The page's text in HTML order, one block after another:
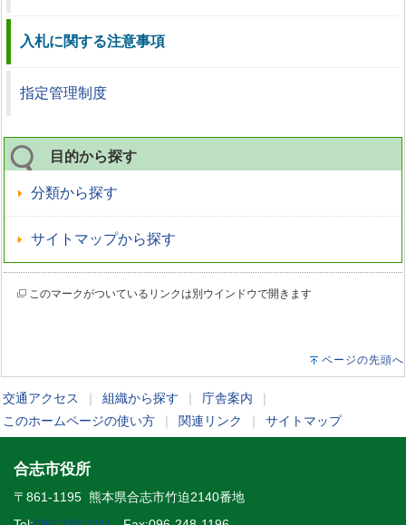
入札に関する注意事項
指定管理制度
目的から探す
分類から探す
サイトマップから探す
このマークがついているリンクは別ウインドウで開きます
ページの先頭へ
交通アクセス 組織から探す 庁舎案内
このホームページの使い方
関連リンク サイトマップ
合志市役所
〒861-1195 熊本県合志市竹迫2140番地